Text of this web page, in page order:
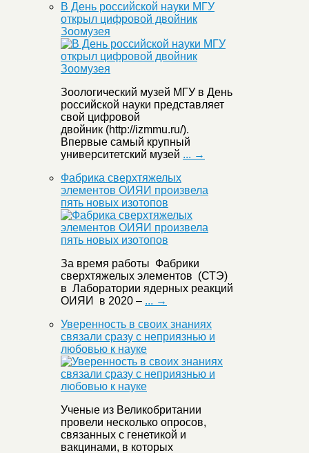
В День российской науки МГУ
открыл цифровой двойник
Зоомузея
Зоологический музей МГУ в День
российской науки представляет
свой цифровой
двойник (http://izmmu.ru/).
Впервые самый крупный
университетский музей ... →
Фабрика сверхтяжелых
элементов ОИЯИ произвела
пять новых изотопов
За время работы Фабрики
сверхтяжелых элементов (СТЭ)
в Лаборатории ядерных реакций
ОИЯИ в 2020 – ... →
Уверенность в своих знаниях
связали сразу с неприязнью и
любовью к науке
Ученые из Великобритании
провели несколько опросов,
связанных с генетикой и
вакцинами, в которых